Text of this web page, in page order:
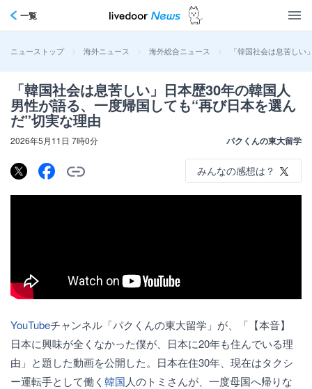
一覧
ニューストップ > 海外ニュース > 海外総合ニュース > 「韓国社会は息苦し
「韓国社会は息苦しい」日本歴30年の韓国人
男性が語る、一度帰国しても“再び日本を選ん
だ”切実な理由
2026年5月11日 7時0分 パクくんの東大留学
みんなの感想は？
YouTubeチャンネル「パクくんの東大留学」が、「【本音】
日本に興味が全くなかった僕が、日本に20年も住んでいる理
由」と題した動画を公開した。日本在住30年、現在はタクシ
ー運転手として働く 韓国人のトミさんが、一度母国へ帰りな